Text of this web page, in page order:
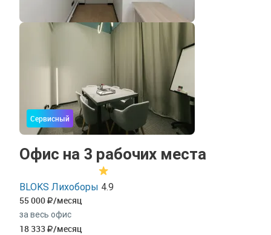
Сервисный
Офис на 3 рабочих места
BLOKS Лихоборы 4.9
55 000 /месяц
за весь офис
18 333 /месяц